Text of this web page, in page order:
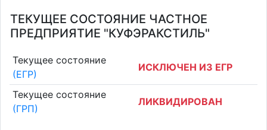
ТЕКУЩЕЕ СОСТОЯНИЕ ЧАСТНОЕ
ПРЕДПРИЯТИЕ "КУФЭРАКСТИЛЬ"
Текущее состояние
(ЕГР)
ИСКЛЮЧЕН ИЗ ЕГР
Текущее состояние
(ГРП)
ЛИКВИДИРОВАН